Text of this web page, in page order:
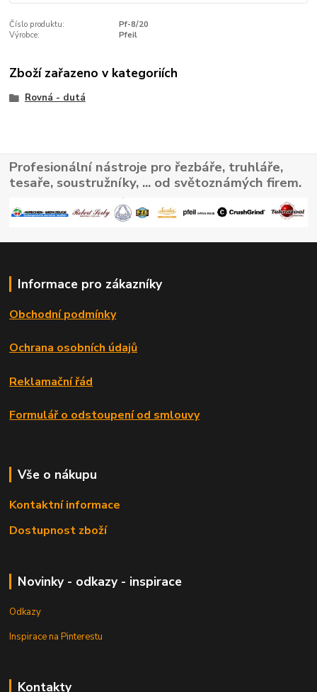
Číslo produktu:
Pf-8/20
Výrobce:
Pfeil
Zboží zařazeno v kategoriích
Rovná - dutá
Profesionální nástroje pro řezbáře, truhláře,
tesaře, soustružníky, ... od světoznámých firem.
Informace pro zákazníky
Obchodní podmínky
Ochrana osobních údajů
Reklamační řád
Formulář o odstoupení od smlouvy
Vše o nákupu
Kontaktní informace
Dostupnost zboží
Novinky - odkazy - inspirace
Odkazy
Inspirace na Pinterestu
Kontakty